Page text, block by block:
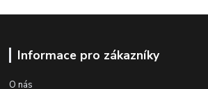
Informace pro zákazníky
O nás